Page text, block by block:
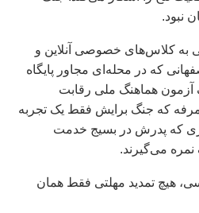
نبود.
به کلاس‌های خصوصی آنلاین و
که در محله‌ای مجاور پایگاه
هماهنگ ملی رقابت
مرفه که جنگ برایش فقط یک تجربه
که پدرش در بسیج خدمت
نمره می‌گیرند.
هیچ تمدید مهلتی فقط همان